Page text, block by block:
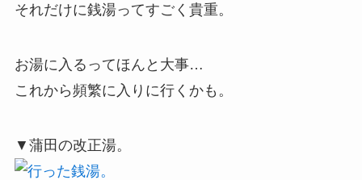
それだけに銭湯ってすごく貴重。
お湯に入るってほんと大事…
これから頻繁に入りに行くかも。
▼蒲田の改正湯。